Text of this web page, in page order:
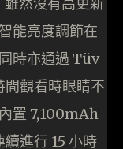
能亮度調節在
時亦通過 Tüv
觀看時眼睛不
置 7,100mAh
進行 15 小時